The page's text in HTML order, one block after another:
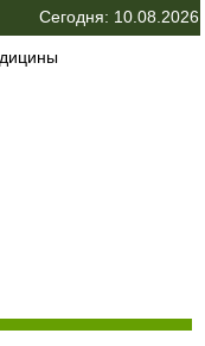
Сегодня: 10.08.2026